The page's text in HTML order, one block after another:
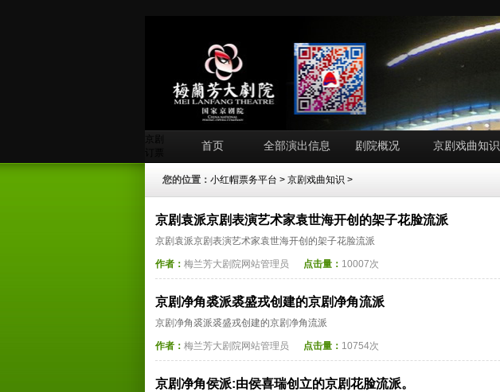
首页 全部演出信息 剧院概况 京剧戏曲知识
您的位置： 小红帽票务平台 > 京剧戏曲知识 >
京剧袁派京剧表演艺术家袁世海开创的架子花脸流派
京剧袁派京剧表演艺术家袁世海开创的架子花脸流派
作者： 梅兰芳大剧院网站管理员 点击量： 10007次
京剧净角裘派裘盛戎创建的京剧净角流派
京剧净角裘派裘盛戎创建的京剧净角流派
作者： 梅兰芳大剧院网站管理员 点击量： 10754次
京剧净角侯派:由侯喜瑞创立的京剧花脸流派。